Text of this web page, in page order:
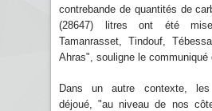
contrebande de quantités de
(28647) litres ont été
Tamanrasset, Tindouf,
Ahras", souligne le communiqué
Dans un autre contexte, les
déjoué, "au niveau de nos